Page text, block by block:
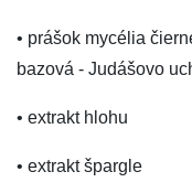
• prášok mycélia
bazová - Judášovo
• extrakt hlohu
• extrakt špargle